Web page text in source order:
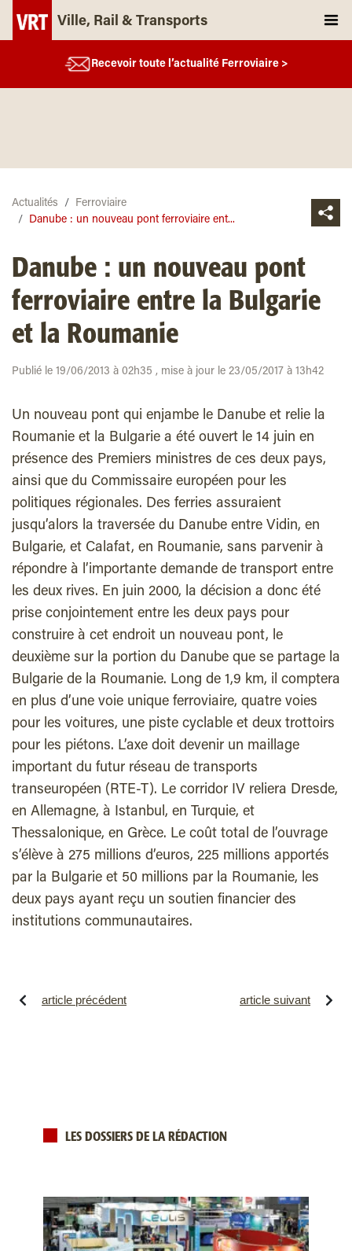
Ville, Rail & Transports
Recevoir toute l’actualité Ferroviaire >
Actualités
Ferroviaire
Danube : un nouveau pont ferroviaire ent...
Danube : un nouveau pont
ferroviaire entre la Bulgarie
et la Roumanie
Publié le 19/06/2013 à 02h35 , mise à jour le 23/05/2017 à 13h42
Un nouveau pont qui enjambe le Danube et relie la
Roumanie et la Bulgarie a été ouvert le 14 juin en
présence des Premiers ministres de ces deux pays,
ainsi que du Commissaire européen pour les
politiques régionales. Des ferries assuraient
jusqu’alors la traversée du Danube entre Vidin, en
Bulgarie, et Calafat, en Roumanie, sans parvenir à
répondre à l’importante demande de transport entre
les deux rives. En juin 2000, la décision a donc été
prise conjointement entre les deux pays pour
construire à cet endroit un nouveau pont, le
deuxième sur la portion du Danube que se partage la
Bulgarie de la Roumanie. Long de 1,9 km, il comptera
en plus d’une voie unique ferroviaire, quatre voies
pour les voitures, une piste cyclable et deux trottoirs
pour les piétons. L’axe doit devenir un maillage
important du futur réseau de transports
transeuropéen (RTE-T). Le corridor IV reliera Dresde,
en Allemagne, à Istanbul, en Turquie, et
Thessalonique, en Grèce. Le coût total de l’ouvrage
s’élève à 275 millions d’euros, 225 millions apportés
par la Bulgarie et 50 millions par la Roumanie, les
deux pays ayant reçu un soutien financier des
institutions communautaires.
article précédent article suivant
LES DOSSIERS DE LA RÉDACTION